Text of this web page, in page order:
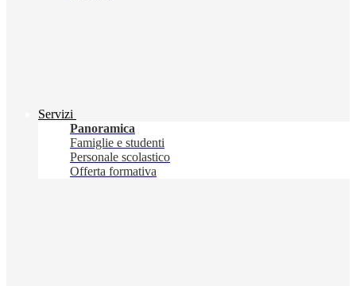
Servizi
Panoramica
Famiglie e studenti
Personale scolastico
Offerta formativa